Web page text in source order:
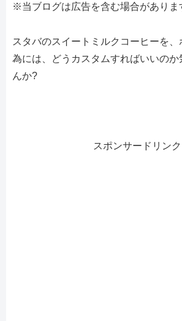
※当ブログは広告を含む場合がありま
スタバのスイートミルクコーヒーを、
為には、どうカスタムすればいいの
んか?
スポンサードリンク